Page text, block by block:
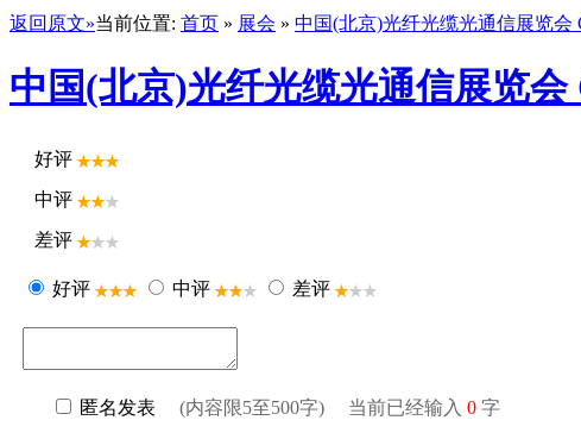
返回原文»当前位置: 首页 » 展会 » 中国(北京)光纤光缆光通信展览会
中国(北京)光纤光缆光通信展览会
好评
中评
差评
好评 中评 差评
匿名发表 (内容限5至500字) 当前已经输入 0 字